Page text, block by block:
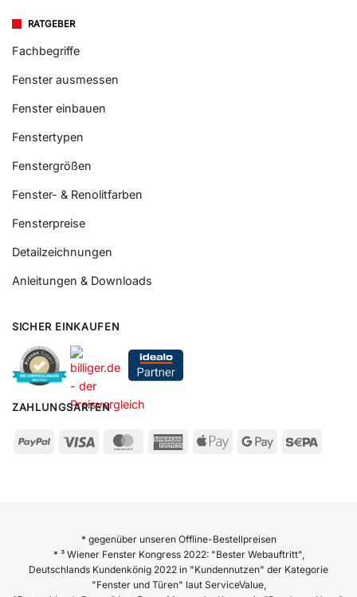
RATGEBER
Fachbegriffe
Fenster ausmessen
Fenster einbauen
Fenstertypen
Fenstergrößen
Fenster- & Renolitfarben
Fensterpreise
Detailzeichnungen
Anleitungen & Downloads
SICHER EINKAUFEN
ZAHLUNGSARTEN
* gegenüber unseren Offline-Bestellpreisen
* ³ Wiener Fenster Kongress 2022: "Bester Webauftritt",
Deutschlands Kundenkönig 2022 in "Kundennutzen" der Kategorie
"Fenster und Türen" laut ServiceValue,